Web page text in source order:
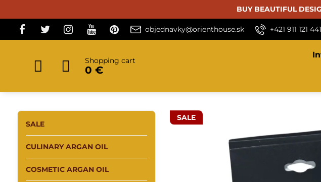
BUY BEAUTIFUL
objednavky@orienthouse.sk +421 911 121 441
Shopping cart
0 €
SALE
SALE
CULINARY ARGAN OIL
COSMETIC ARGAN OIL